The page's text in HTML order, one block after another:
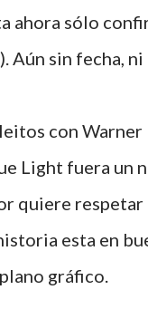
ahora sólo
Aún sin fecha,
con
Light fuera un
quiere respetar
esta en
gráfico.